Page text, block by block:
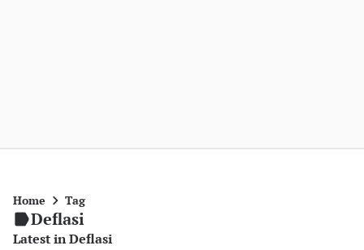
Home Tag
Deflasi
Latest in Deflasi